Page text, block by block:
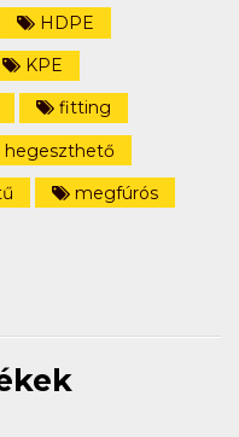
HDPE
KPE
fitting
hegeszthető
megfúrós